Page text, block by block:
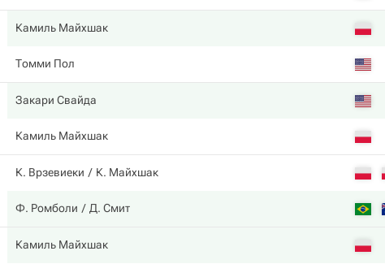
Камиль Майхшак
Томми Пол
Закари Свайда
Камиль Майхшак
К. Врзевиеки К. Майхшак
Ф. Ромболи Д. Смит
Камиль Майхшак